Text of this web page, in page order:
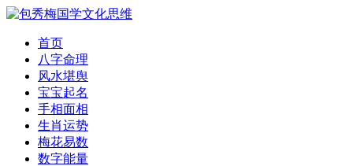
首页
八字命理
风水堪舆
宝宝起名
手相面相
生肖运势
梅花易数
数字能量